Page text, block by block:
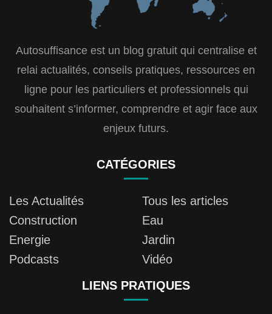
Autosuffisance est un blog gratuit qui centralise et
relai actualités, conseils pratiques, ressources en
ligne pour les particuliers et professionnels qui
souhaitent s’informer, comprendre et agir face aux
enjeux futurs.
CATÉGORIES
Les Actualités
Tous les articles
Construction
Eau
Energie
Jardin
Podcasts
Vidéo
LIENS PRATIQUES